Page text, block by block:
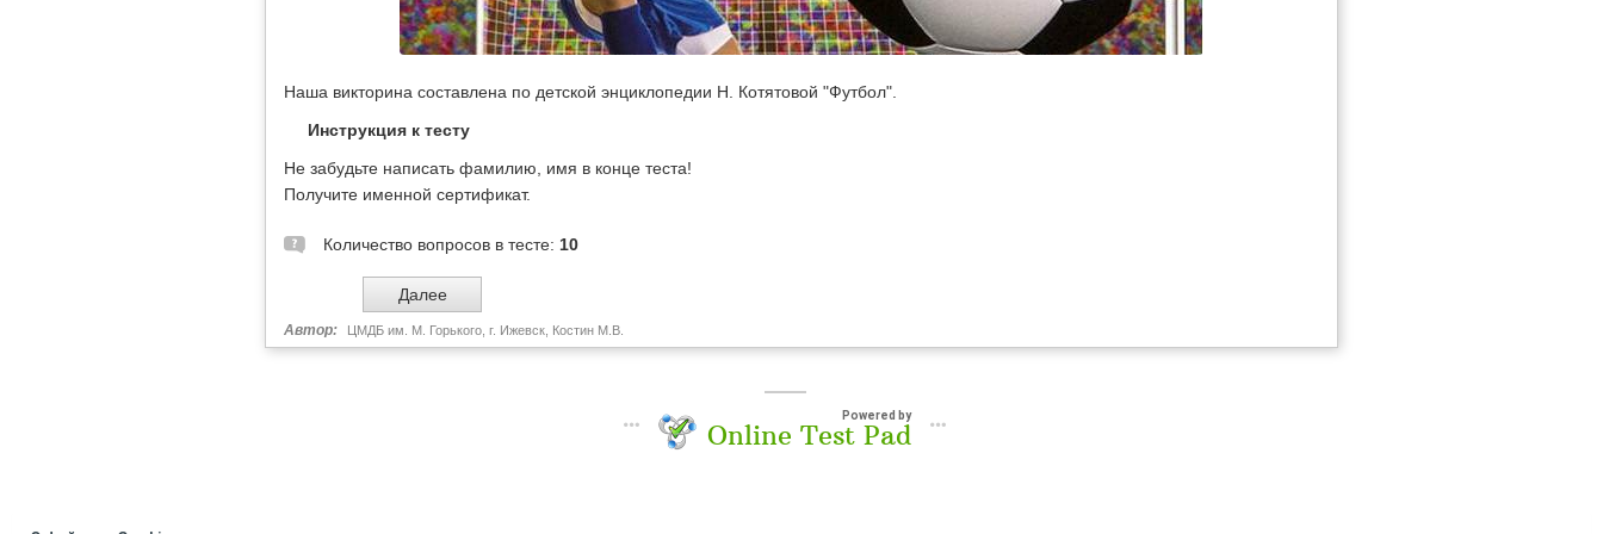
Наша викторина составлена по детской энциклопедии Н. Котятовой "Футбол".
Инструкция к тесту
Не забудьте написать фамилию, имя в конце теста!
Получите именной сертификат.
Количество вопросов в тесте: 10
Автор: ЦМДБ им. М. Горького, г. Ижевск, Костин М.В.
Powered by
Online Test Pad